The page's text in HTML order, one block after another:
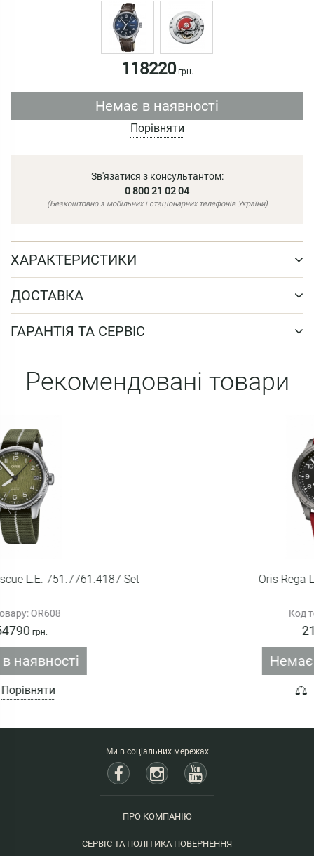
118220грн.
Немає в наявності
Порівняти
Зв'язатися з консультантом:
0 800 21 02 04
(Безкоштовно з мобільних і стаціонарних телефонів України)
ХАРАКТЕРИСТИКИ
ДОСТАВКА
ГАРАНТІЯ ТА СЕРВІС
Рекомендовані товари
Oris Rega L.E. 798.7773.4284
Ми в соціальних мережах
ПРО КОМПАНІЮ
СЕРВІС ТА ПОЛІТИКА ПОВЕРНЕННЯ